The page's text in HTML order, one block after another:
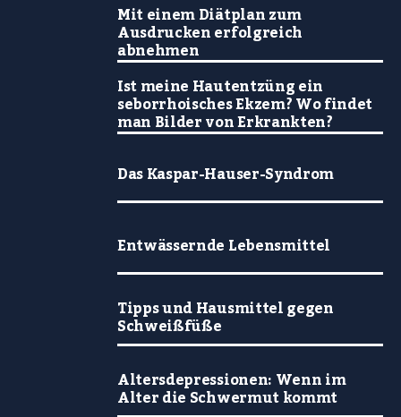
Mit einem Diätplan zum
Ausdrucken erfolgreich
abnehmen
Ist meine Hautentzüng ein
seborrhoisches Ekzem? Wo findet
man Bilder von Erkrankten?
Das Kaspar-Hauser-Syndrom
Entwässernde Lebensmittel
Tipps und Hausmittel gegen
Schweißfüße
Altersdepressionen: Wenn im
Alter die Schwermut kommt